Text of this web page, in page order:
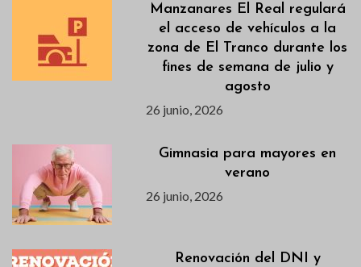
Manzanares El Real regulará
el acceso de vehículos a la
zona de El Tranco durante los
fines de semana de julio y
agosto
26 junio, 2026
Gimnasia para mayores en
verano
26 junio, 2026
Renovación del DNI y